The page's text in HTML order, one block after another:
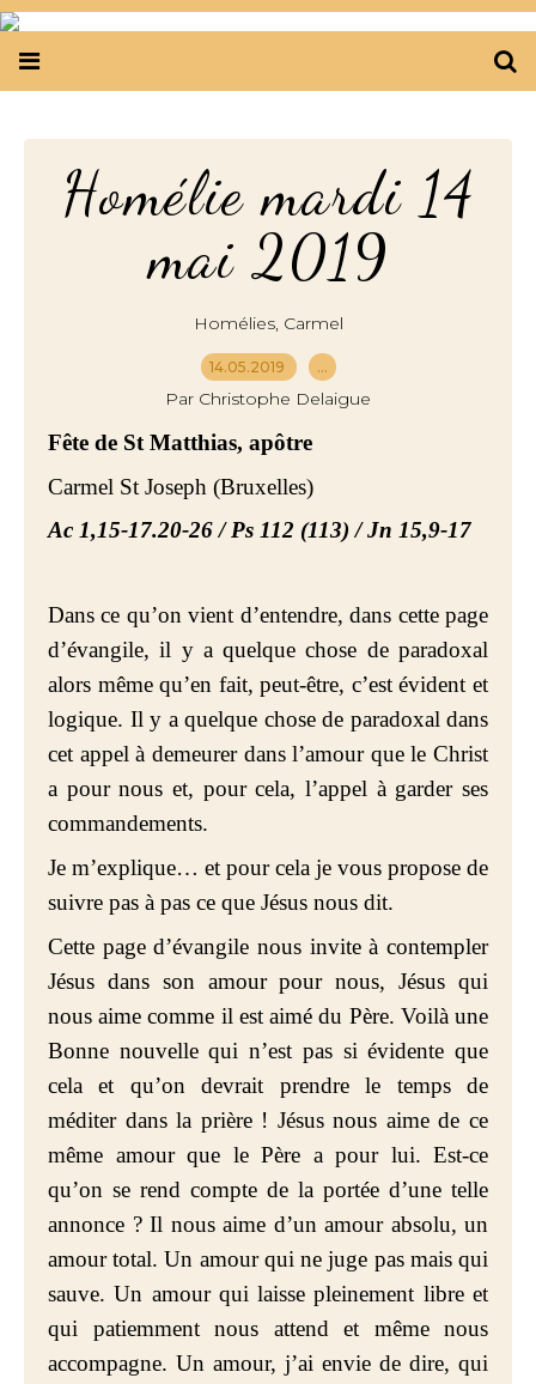
Homélie mardi 14
mai 2019
Homélies, Carmel
14.05.2019 …
Par Christophe Delaigue
Fête de St Matthias, apôtre
Carmel St Joseph (Bruxelles)
Ac 1,15-17.20-26 / Ps 112 (113) / Jn 15,9-17
Dans ce qu’on vient d’entendre, dans cette page
d’évangile, il y a quelque chose de paradoxal
alors même qu’en fait, peut-être, c’est évident et
logique. Il y a quelque chose de paradoxal dans
cet appel à demeurer dans l’amour que le Christ
a pour nous et, pour cela, l’appel à garder ses
commandements.
Je m’explique… et pour cela je vous propose de
suivre pas à pas ce que Jésus nous dit.
Cette page d’évangile nous invite à contempler
Jésus dans son amour pour nous, Jésus qui
nous aime comme il est aimé du Père. Voilà une
Bonne nouvelle qui n’est pas si évidente que
cela et qu’on devrait prendre le temps de
méditer dans la prière ! Jésus nous aime de ce
même amour que le Père a pour lui. Est-ce
qu’on se rend compte de la portée d’une telle
annonce ? Il nous aime d’un amour absolu, un
amour total. Un amour qui ne juge pas mais qui
sauve. Un amour qui laisse pleinement libre et
qui patiemment nous attend et même nous
accompagne. Un amour, j’ai envie de dire, qui